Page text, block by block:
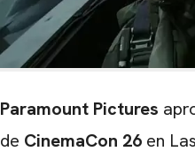
Paramount Pictures
de CinemaCon 26 en